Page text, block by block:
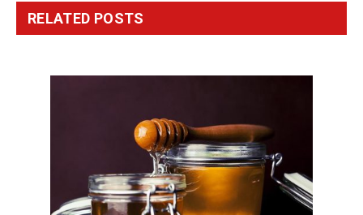
RELATED POSTS